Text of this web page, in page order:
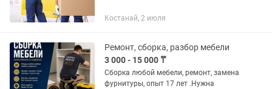
Костанай, 2 июля
Ремонт, сборка, разбор мебели
3 000 - 15 000 ₸
Сборка любой мебели, ремонт, замена
фурнитуры, опыт 17 лет .Нужна